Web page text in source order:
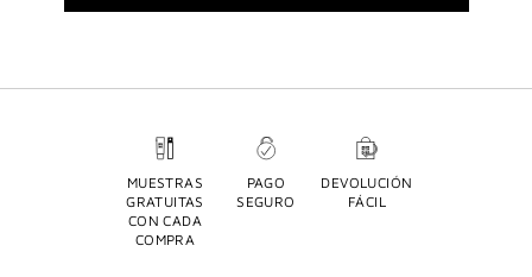
MUESTRAS
GRATUITAS
CON CADA
COMPRA
PAGO
SEGURO
DEVOLUCIÓN
FÁCIL